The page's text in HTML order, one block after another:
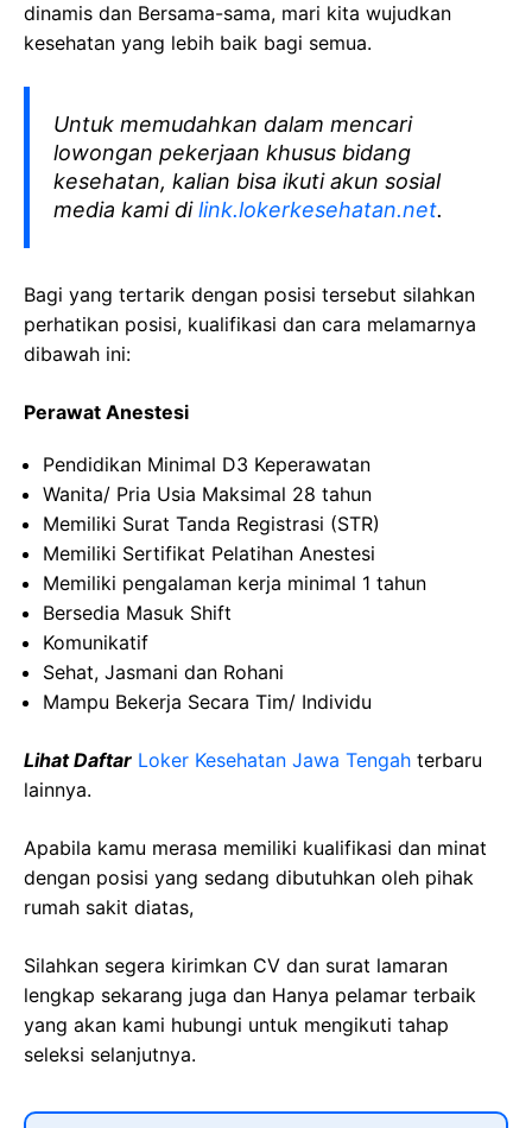
dinamis dan Bersama-sama, mari kita wujudkan
kesehatan yang lebih baik bagi semua.
Untuk memudahkan dalam mencari
lowongan pekerjaan khusus bidang
kesehatan, kalian bisa ikuti akun sosial
media kami dilink.lokerkesehatan.net.
Bagi yang tertarik dengan posisi tersebut silahkan
perhatikan posisi, kualifikasi dan cara melamarnya
dibawah ini:
Perawat Anestesi
Pendidikan Minimal D3 Keperawatan
Wanita/ Pria Usia Maksimal 28 tahun
Memiliki Surat Tanda Registrasi (STR)
Memiliki Sertifikat Pelatihan Anestesi
Memiliki pengalaman kerja minimal 1 tahun
Bersedia Masuk Shift
Komunikatif
Sehat, Jasmani dan Rohani
Mampu Bekerja Secara Tim/ Individu
Lihat Daftar Loker Kesehatan Jawa Tengah terbaru
lainnya.
Apabila kamu merasa memiliki kualifikasi dan minat
dengan posisi yang sedang dibutuhkan oleh pihak
rumah sakit diatas,
Silahkan segera kirimkan CV dan surat lamaran
lengkap sekarang juga dan Hanya pelamar terbaik
yang akan kami hubungi untuk mengikuti tahap
seleksi selanjutnya.